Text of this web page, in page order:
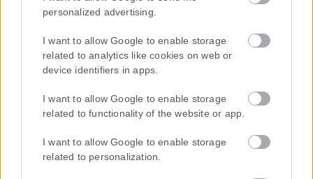
personalized advertising.
I want to allow Google to enable storage
related to analytics like cookies on web or
device identifiers in apps.
I want to allow Google to enable storage
related to functionality of the website or app.
I want to allow Google to enable storage
related to personalization.
Η εταιρεία με την επωνυμία “POLITICAL MEDIA GROUP A.E.” και κατ’
συμμορφώνονται με τη Σύσταση (ΕΕ) 2018/334 της Επιτροπής της
1ης Μαρτίου 2018 σχετικά με τα μέτρα για την αποτελεσματική